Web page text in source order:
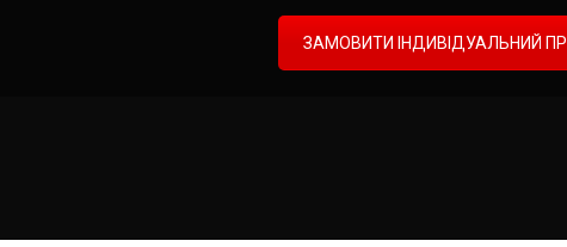
ЗАМОВИТИ ІНДИВІДУАЛЬНИЙ